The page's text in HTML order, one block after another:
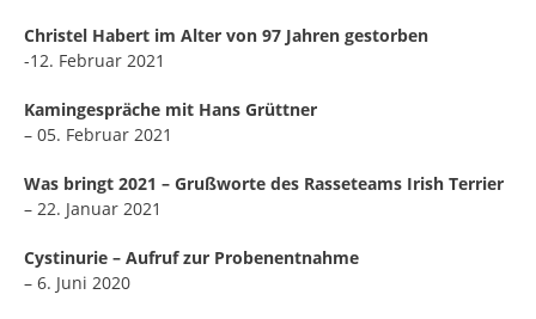
Christel Habert im Alter von 97 Jahren gestorben
-12. Februar 2021
Kamingespräche mit Hans Grüttner
– 05. Februar 2021
Was bringt 2021 – Grußworte des Rasseteams Irish Terrier
– 22. Januar 2021
Cystinurie – Aufruf zur Probenentnahme
– 6. Juni 2020